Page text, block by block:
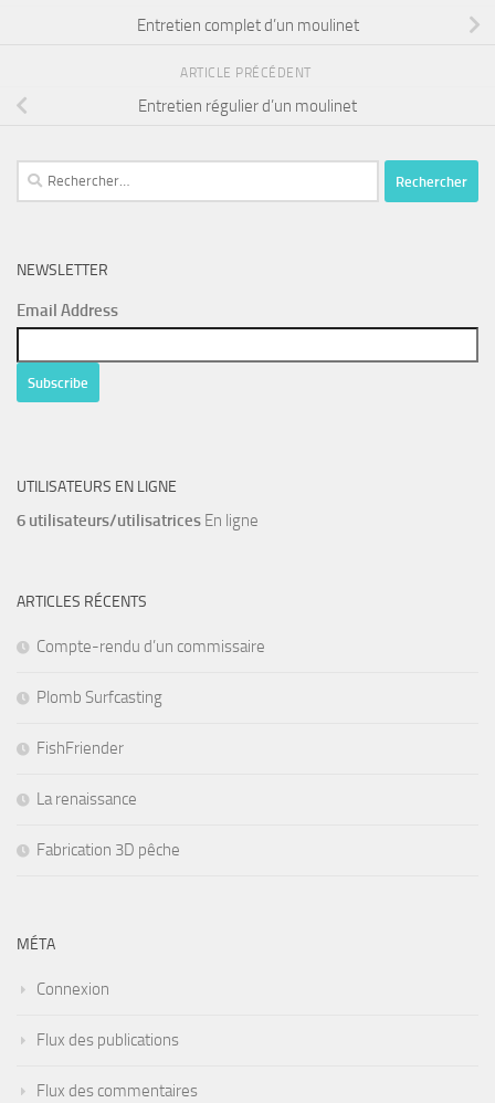
Entretien complet d’un moulinet
ARTICLE PRÉCÉDENT
Entretien régulier d’un moulinet
Rechercher :
NEWSLETTER
Email Address
UTILISATEURS EN LIGNE
6 utilisateurs/utilisatrices En ligne
ARTICLES RÉCENTS
Compte-rendu d’un commissaire
Plomb Surfcasting
FishFriender
La renaissance
Fabrication 3D pêche
MÉTA
Connexion
Flux des publications
Flux des commentaires